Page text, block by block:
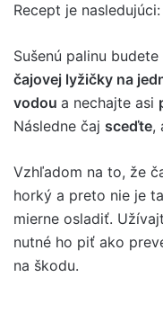
Recept je nasledujúci:
Sušenú palinu
čajovej lyžičky na
vodou a nechajte asi
Následne čaj sceďte,
Vzhľadom na to, že
horký a preto nie je
mierne osladiť.
nutné ho piť ako
na škodu.